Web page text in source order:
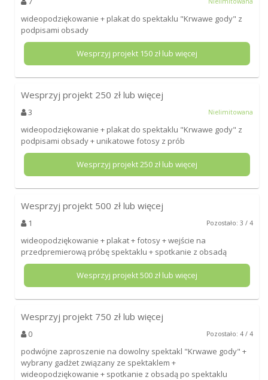
wideopodziękowanie + plakat do spektaklu "Krwawe gody" z
podpisami obsady
Wesprzyj projekt 150zł lub więcej
Wesprzyj projekt 250 zł lub więcej
3 Nielimitowana
wideopodziękowanie + plakat do spektaklu "Krwawe gody" z
podpisami obsady + unikatowe fotosy z prób
Wesprzyj projekt250zł lub więcej
Wesprzyj projekt 500 zł lub więcej
1 Pozostało: 3 / 4
wideopodziękowanie + plakat + fotosy + wejście na
przedpremierową próbę spektaklu + spotkanie z obsadą
Wesprzyj projekt500zł lub więcej
Wesprzyj projekt 750 zł lub więcej
0 Pozostało: 4 / 4
podwójne zaproszenie na dowolny spektakl "Krwawe gody" +
wybrany gadżet związany ze spektaklem +
wideopodziękowanie + spotkanie z obsadą po spektaklu